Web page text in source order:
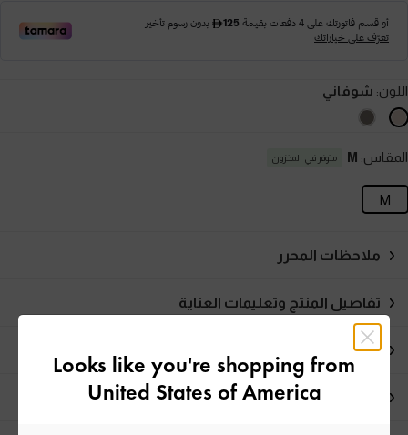
اللون: شوفاني
المقاس: M متوفر في المخزون
M
ملاحظات المحرر
تفاصيل المنتج وتعليمات العناية
العروض الحصرية
الشحن والإرجاع
Looks like you're shopping from
United States of America